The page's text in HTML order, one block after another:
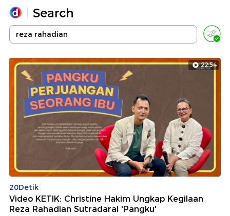
Yang sedang ramai dicari
Loading...
Promoted
Terakhir yang dicari
22:54
20Detik
Video KETIK: Christine Hakim Ungkap Kegilaan
Reza Rahadian Sutradarai 'Pangku'